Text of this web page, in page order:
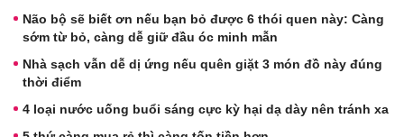
Não bộ sẽ biết ơn nếu bạn bỏ được 6 thói quen này: Càng
sớm từ bỏ, càng dễ giữ đầu óc minh mẫn
Nhà sạch vẫn dễ dị ứng nếu quên giặt 3 món đồ này đúng
thời điểm
4 loại nước uống buổi sáng cực kỳ hại dạ dày nên tránh xa